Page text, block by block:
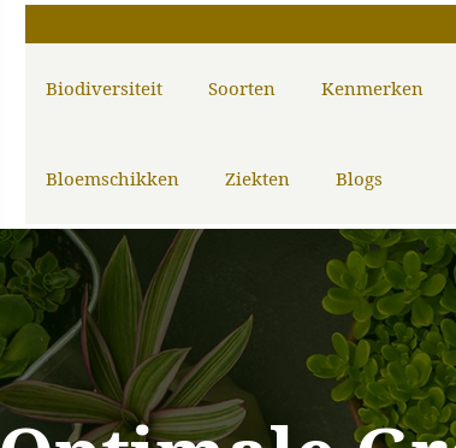
Biodiversiteit Soorten Kenmerken
Bloemschikken Ziekten Blogs